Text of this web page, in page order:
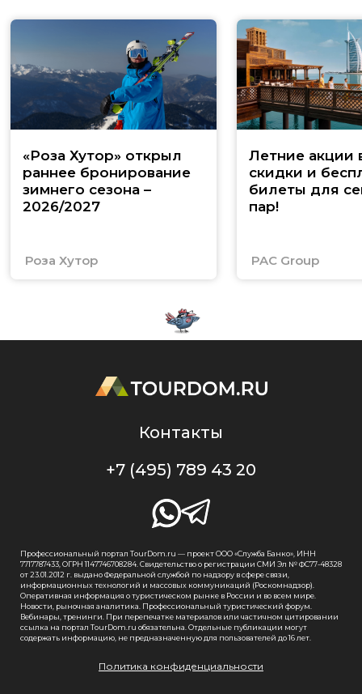
«Роза Хутор» открыл
раннее бронирование
зимнего сезона –
2026/2027
Роза Хутор
Летние акции
скидки и
билеты для
пар!
PAC Group
Контакты
+7 (495) 789 43 20
Профессиональный портал TourDom.ru — проект ООО «Служба Банко», ИНН
7717787433, ОГРН 1147746708284. Свидетельство о регистрации СМИ Эл № ФС77-48328
от 23.01.2012 г. выдано Федеральной службой по надзору в сфере связи,
информационных технологий и массовых коммуникаций (Роскомнадзор).
Оперативная информация о туристическом рынке в России и во всем мире.
Новости, рыночная аналитика. Профессиональный туристический форум.
Вебинары, тренинги. При перепечатке материалов или частичном цитировании
ссылка на портал TourDom.ru обязательна. Отдельные публикации могут
содержать информацию, не предназначенную для пользователей до 16 лет.
Политика конфиденциальности